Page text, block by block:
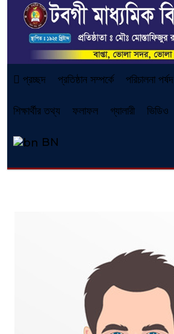
প্রচ্ছদ প্রতিষ্ঠান সম্পর্কে পরিচালনা পর্ষদ
শিক্ষার্থীর তথ্য ফলাফল গ্যালারী ভিডিও
BN